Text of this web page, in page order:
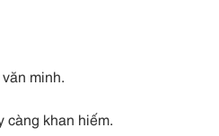
minh.
càng khan hiếm.